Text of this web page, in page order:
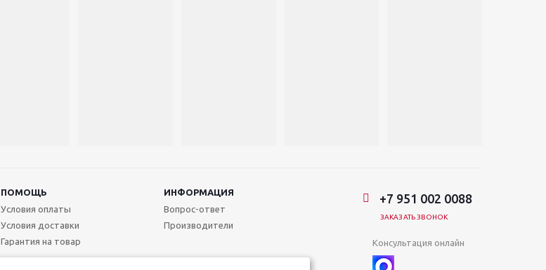
ПОМОЩЬ
ИНФОРМАЦИЯ
Условия оплаты
Условия доставки
Гарантия на товар
Вопрос-ответ
Производители
+7 951 002 0088
ЗАКАЗАТЬ ЗВОНОК
Консультация онлайн